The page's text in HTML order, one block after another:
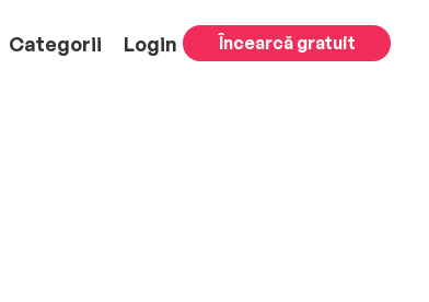
Categorii Login Încearcă gratuit